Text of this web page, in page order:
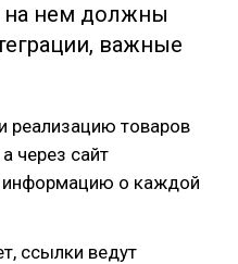
на нем должны
важные
реализацию товаров
через сайт
информацию о каждой
ссылки ведут